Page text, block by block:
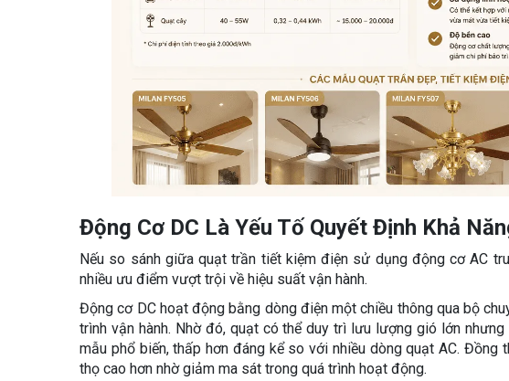
Động Cơ DC Là Yếu Tố Quyết Định Khả
Nếu so sánh giữa quạt trần tiết kiệm điện sử dụng động cơ AC
nhiều ưu điểm vượt trội về hiệu suất vận hành.
Động cơ DC hoạt động bằng dòng điện một chiều thông qua bộ
trình vận hành. Nhờ đó, quạt có thể duy trì lưu lượng gió lớn
mẫu phổ biến, thấp hơn đáng kể so với nhiều dòng quạt AC.
thọ cao hơn nhờ giảm ma sát trong quá trình hoạt động.